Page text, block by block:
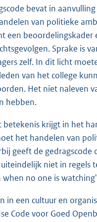
bevat in
van politieke
een beoordelingskader
Sprake is
zelf. In dit licht
van het college
Het niet naleven
hebben.
krijgt in het
het handelen van
geeft de gedragscode
niet in regels
no one is
in een cultuur en
Code voor Goed